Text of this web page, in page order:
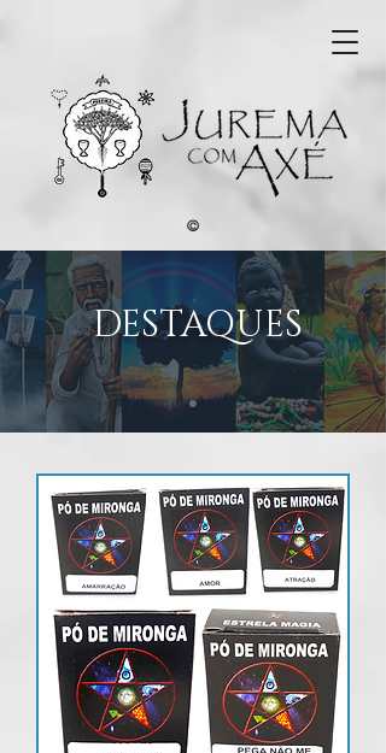
©
DESTAQUES